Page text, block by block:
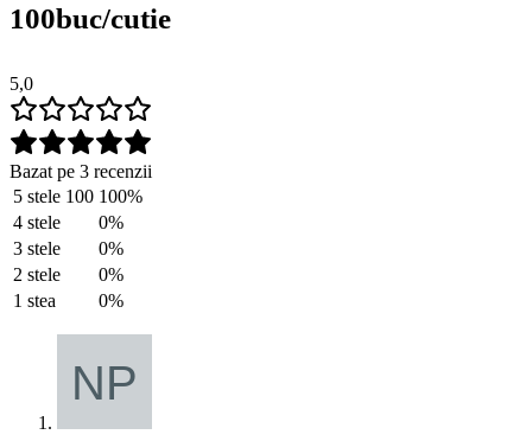
100buc/cutie
5,0
Bazat pe 3 recenzii
5 stele 100 100%
4 stele
0%
3 stele
0%
2 stele
0%
1 stea
0%